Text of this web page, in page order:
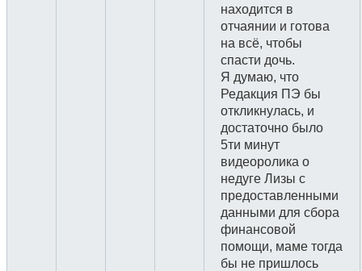
находится в
отчаянии и готова
на всё, чтобы
спасти дочь.
Я думаю, что
Редакция ПЭ бы
откликнулась, и
достаточно было
5ти минут
видеоролика о
недуге Лизы с
предоставленными
данными для сбора
финансовой
помощи, маме тогда
бы не пришлось